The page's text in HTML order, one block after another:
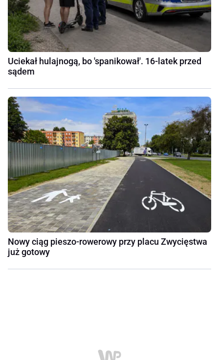
Uciekał hulajnogą, bo 'spanikował'. 16-latek przed
sądem
Nowy ciąg pieszo-rowerowy przy placu Zwycięstwa
już gotowy